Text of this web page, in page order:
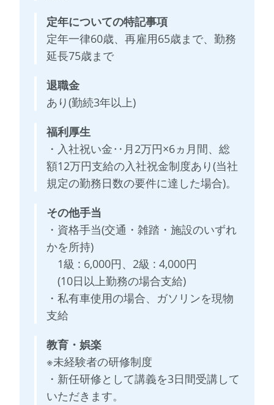
定年についての特記事項
定年一律60歳、再雇用65歳まで、勤務
延長75歳まで
退職金
あり(勤続3年以上)
福利厚生
・入社祝い金‥月2万円×6ヵ月間、総
額12万円支給の入社祝金制度あり(当社
規定の勤務日数の要件に達した場合)。
その他手当
・資格手当(交通・雑踏・施設のいずれ
かを所持)
1級 : 6,000円、2級 : 4,000円
(10日以上勤務の場合支給)
・私有車使用の場合、ガソリンを現物
支給
教育・娯楽
※未経験者の研修制度
・新任研修として講義を3日間受講して
いただきます。